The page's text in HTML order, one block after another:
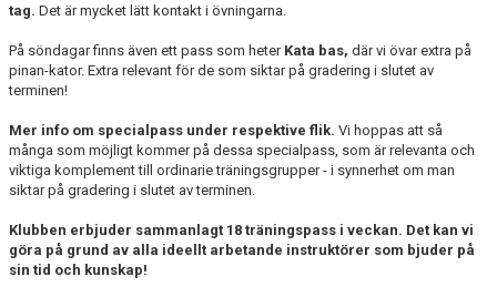
tag. Det är mycket lätt kontakt i övningarna.
På söndagar finns även ett pass som heter Kata bas, där vi övar extra på
pinan-kator. Extra relevant för de som siktar på gradering i slutet av
terminen!
Mer info om specialpass under respektive flik. Vi hoppas att så
många som möjligt kommer på dessa specialpass, som är relevanta och
viktiga komplement till ordinarie träningsgrupper - i synnerhet om man
siktar på gradering i slutet av terminen.
Klubben erbjuder sammanlagt 18 träningspass i veckan. Det kan vi
göra på grund av alla ideellt arbetande instruktörer som bjuder på
sin tid och kunskap!